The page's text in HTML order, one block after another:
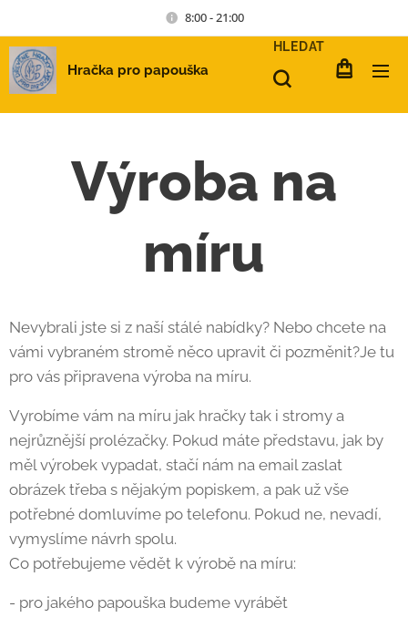
8:00 - 21:00
Hračka pro papouška
HLEDAT
Výroba na
míru
Nevybrali jste si z naší stálé nabídky? Nebo chcete na
vámi vybraném stromě něco upravit či pozměnit?Je tu
pro vás připravena výroba na míru.
Vyrobíme vám na míru jak hračky tak i stromy a
nejrůznější prolézačky. Pokud máte představu, jak by
měl výrobek vypadat, stačí nám na email zaslat
obrázek třeba s nějakým popiskem, a pak už vše
potřebné domluvíme po telefonu. Pokud ne, nevadí,
vymyslíme návrh spolu.
Co potřebujeme vědět k výrobě na míru:
- pro jakého papouška budeme vyrábět